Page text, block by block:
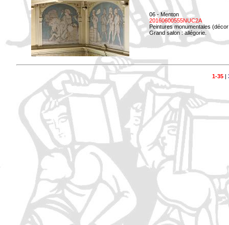
06 - Menton
20160600555NUC2A
Peintures monumentales
Grand salon : allégorie.
1-35|